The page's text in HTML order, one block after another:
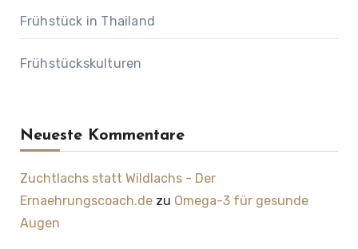
Frühstück in Thailand
Frühstückskulturen
Neueste Kommentare
Zuchtlachs statt Wildlachs - Der
Ernaehrungscoach.dezu Omega-3 für gesunde
Augen